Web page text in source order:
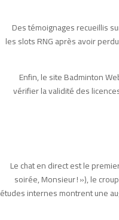
Des témoignages recueillis
les slots RNG après avoir
Enfin, le site Badminton
vérifier la validité des
Le chat en direct est le
soirée, Monsieur ! »), le
études internes montrent une